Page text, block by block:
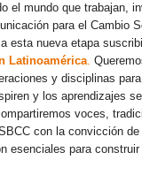
el mundo que trabajan,
para el Cambio
esta nueva etapa
Latinoamérica.
y disciplinas
y los aprendizajes
voces,
con la convicción
esenciales para